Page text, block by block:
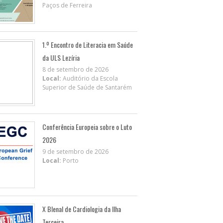
Paços de Ferreira
1.º Encontro de Literacia em Saúde
da ULS Lezíria
8 de setembro de 2026
Local: Auditório da Escola
Superior de Saúde de Santarém
Conferência Europeia sobre o Luto
2026
9 de setembro de 2026
Local: Porto
X BIenal de Cardiologia da Ilha